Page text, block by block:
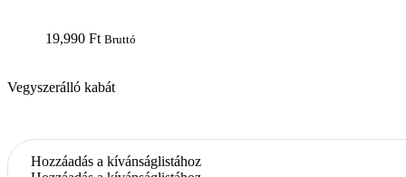
19,990 Ft Bruttó
Vegyszerálló kabát
Hozzáadás a kívánságlistához